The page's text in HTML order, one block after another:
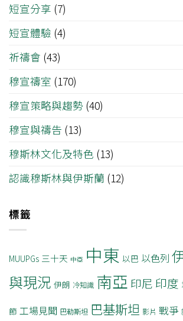
短宣分享 (7)
短宣體驗 (4)
祈禱會 (43)
穆宣禱室 (170)
穆宣策略與趨勢 (40)
穆宣與禱告 (13)
穆斯林文化及特色 (13)
認識穆斯林與伊斯蘭 (12)
標籤
MUUPGs 三十天 中亞 中東 以巴 以色列
與現況 伊朗 冷知識 南亞 印尼 印度
節 工場見聞 巴勒斯坦 巴基斯坦 影片 戰爭